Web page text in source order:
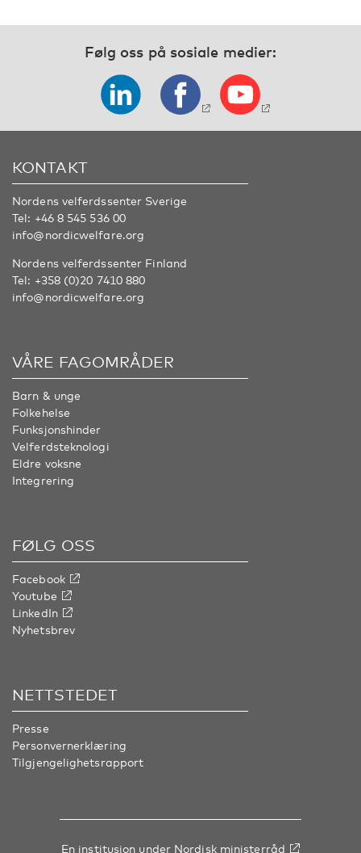
Følg oss på sosiale medier:
KONTAKT
Nordens velferdssenter Sverige
Tel: +46 8 545 536 00
info@nordicwelfare.org
Nordens velferdssenter Finland
Tel: +358 (0)20 7410 880
info@nordicwelfare.org
VÅRE FAGOMRÅDER
Barn & unge
Folkehelse
Funksjonshinder
Velferdsteknologi
Eldre voksne
Integrering
FØLG OSS
Facebook
Youtube
LinkedIn
Nyhetsbrev
NETTSTEDET
Presse
Personvernerklæring
Tilgjengelighetsrapport
En institusjon under Nordisk ministerråd